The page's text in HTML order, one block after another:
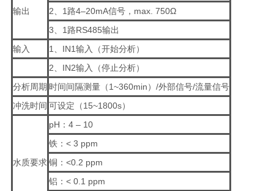
输出
2、1路4–20mA信号，max. 750Ω
3、1路RS485输出
输入
1、IN1输入（开始分析）
2、IN2输入（停止分析）
分析周期 时间间隔测量（1~360min）/外部信号/流量信号
冲洗时间 可设定（15~1800s）
水质要求
pH：4 – 10
铁：< 3 ppm
铜：<0.2 ppm
铝：< 0.1 ppm